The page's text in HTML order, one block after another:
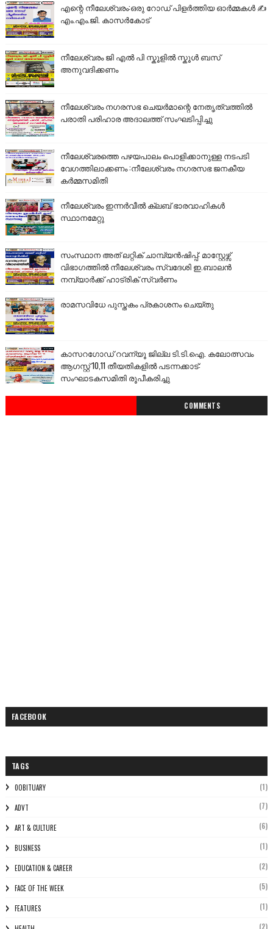
എന്റെ നീലേശ്വരം:ഒരു റോഡ് പിളർത്തിയ ഓർമ്മകൾ ✍️
എം.എം.ജി. കാസർകോട്
നീലേശ്വരം ജി എൽ പി സ്കൂളിൽ സ്കൂൾ ബസ്
അനുവദിക്കണം
നീലേശ്വരം നഗരസഭ ചെയർമാന്റെ നേതൃത്വത്തിൽ
പരാതി പരിഹാര അദാലത്ത് സംഘടിപ്പിച്ചു
നീലേശ്വരത്തെ പഴയപാലം പൊളിക്കാനുള്ള നടപടി
വേഗത്തിലാക്കണം :നീലേശ്വരം നഗരസഭ ജനകീയ
കർമ്മസമിതി
നീലേശ്വരം ഇന്നർവീൽ ക്ലബ് ഭാരവാഹികൾ
സ്ഥാനമേറ്റു
സംസ്ഥാന അത് ലറ്റിക് ചാമ്പ്യൻഷിപ്പ്: മാസ്റ്റേഴ്സ്
വിഭാഗത്തിൽ നീലേശ്വരം സ്വദേശി ഇ.ബാലൻ
നമ്പ്യാർക്ക് ഹാട്രിക് സ്വർണം
രാമസവിധേ പുസ്തകം പ്രകാശനം ചെയ്തു
കാസറഗോഡ് റവന്യൂ ജില്ല ടി.ടി.ഐ. കലോത്സവം
ആഗസ്റ്റ് 10,11 തീയതികളിൽ പടന്നക്കാട്:
സംഘാടകസമിതി രൂപീകരിച്ചു
COMMENTS
FACEBOOK
TAGS
0OBITUARY (1)
ADVT (7)
ART & CULTURE (6)
BUSINESS (1)
EDUCATION & CAREER (2)
FACE OF THE WEEK (5)
FEATURES (1)
(2)